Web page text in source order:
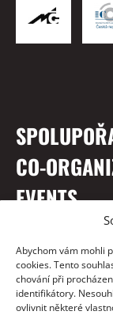
Abychom vám mohli
cookies. Tento
chování při
identifikátory.
ovlivnit některé
CO-
EVENTS